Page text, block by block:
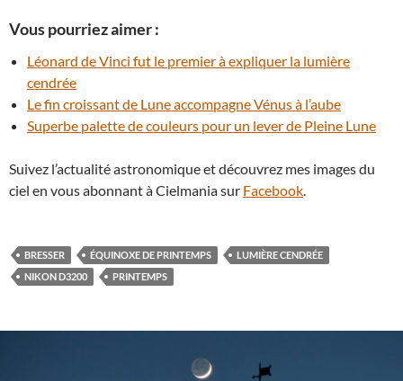
Vous pourriez aimer :
Léonard de Vinci fut le premier à expliquer la lumière
cendrée
Le fin croissant de Lune accompagne Vénus à l’aube
Superbe palette de couleurs pour un lever de Pleine Lune
Suivez l’actualité astronomique et découvrez mes images du
ciel en vous abonnant à Cielmania sur Facebook.
BRESSER ÉQUINOXE DE PRINTEMPS
LUMIÈRE CENDRÉE
NIKON D3200
PRINTEMPS